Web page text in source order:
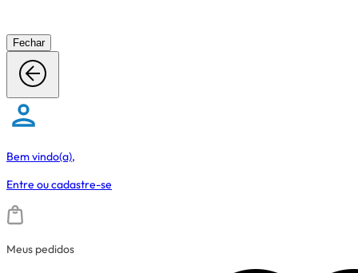
Fechar
Bem vindo(a),
Entre oucadastre-se
Meus pedidos